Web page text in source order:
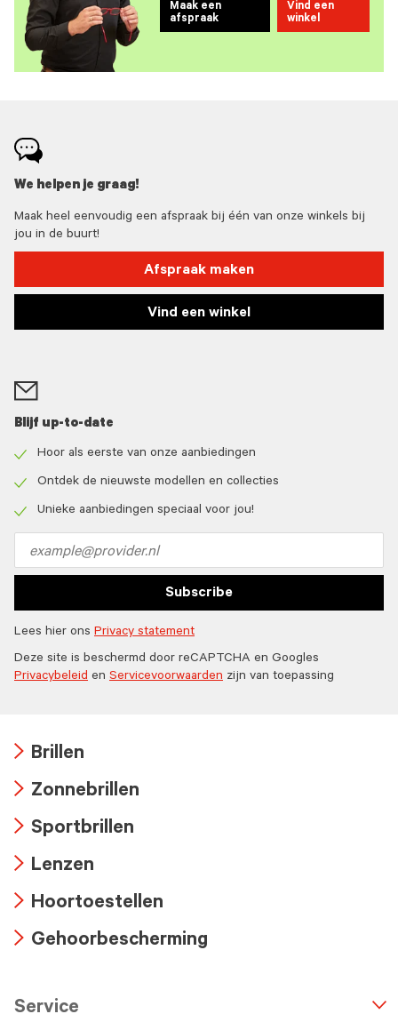
Maak een
afspraak
Vind een
winkel
We helpen je graag!
Maak heel eenvoudig een afspraak bij één van onze winkels bij
jou in de buurt!
Afspraak maken
Vind een winkel
Blijf up-to-date
icon
Hoor als eerste van onze aanbiedingen
icon
Ontdek de nieuwste modellen en collecties
icon
Unieke aanbiedingen speciaal voor jou!
address
Subscribe
Lees hier ons Privacy statement
Deze site is beschermd door reCAPTCHA en Googles
Privacybeleid en Servicevoorwaarden zijn van toepassing
icon
Brillen
icon
Zonnebrillen
icon
Sportbrillen
icon
Lenzen
icon
Hoortoestellen
Gehoorbescherming
Service